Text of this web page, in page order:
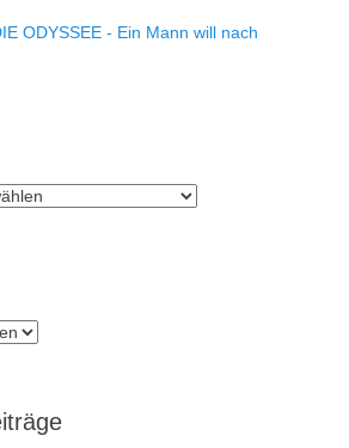
ODYSSEE - Ein Mann will nach